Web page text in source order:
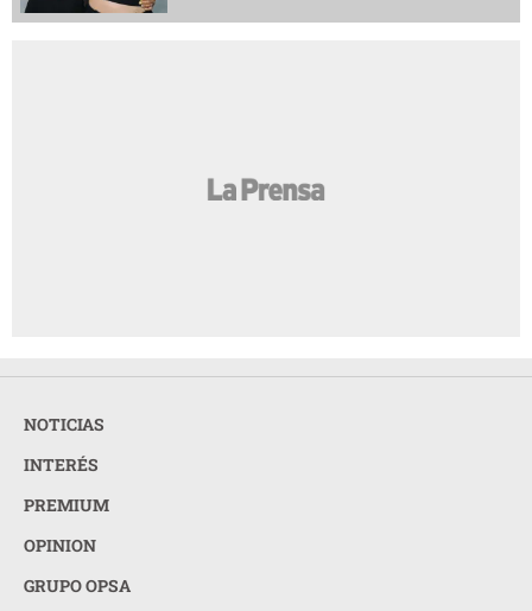
NOTICIAS
INTERÉS
PREMIUM
OPINION
GRUPO OPSA